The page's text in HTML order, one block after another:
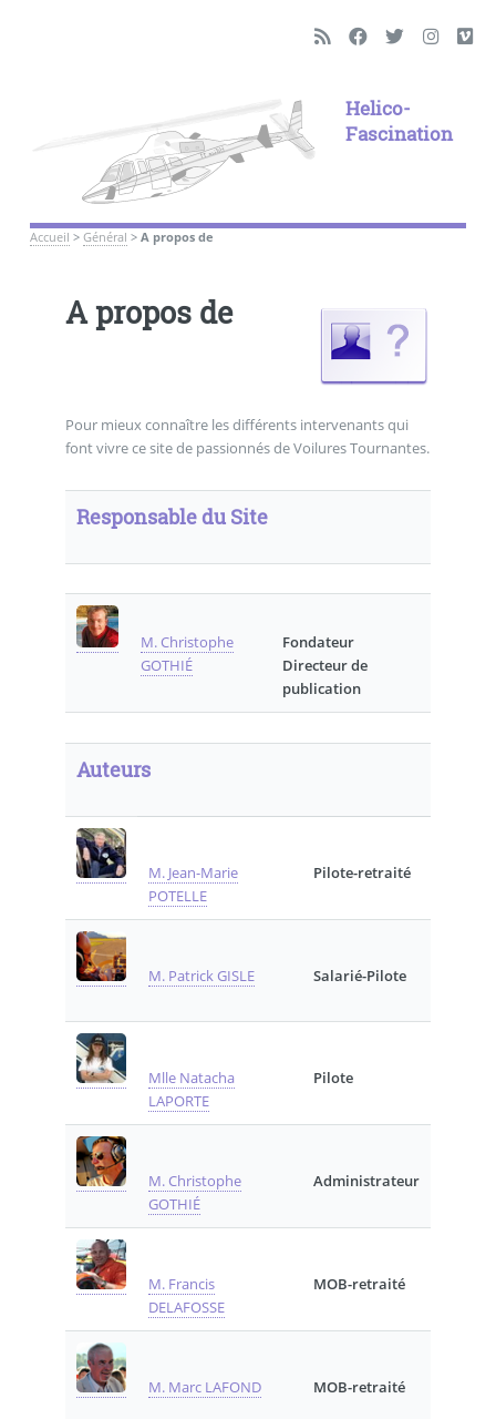
Helico-
Fascination
Accueil > Général > A propos de
A propos de
Pour mieux connaître les différents intervenants qui
font vivre ce site de passionnés de Voilures Tournantes.
Responsable du Site
M. Christophe
GOTHIÉ
Fondateur
Directeur de
publication
Auteurs
M. Jean-Marie
POTELLE
Pilote-retraité
M. Patrick GISLE Salarié-Pilote
Mlle Natacha
LAPORTE
Pilote
M. Christophe
GOTHIÉ
Administrateur
M. Francis
DELAFOSSE
MOB-retraité
M. Marc LAFOND MOB-retraité